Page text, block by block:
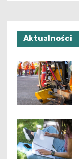
Aktualności